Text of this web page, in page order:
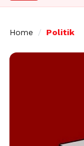
Home / Politik